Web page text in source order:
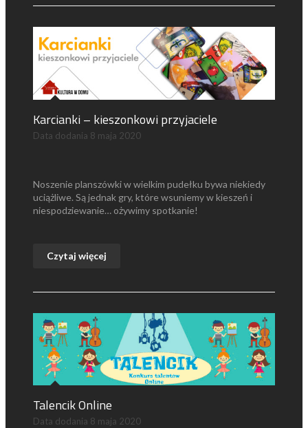
Karcianki – kieszonkowi przyjaciele
Data dodania 8 maja 2020
Noszenie planszówki w wielkim pudełku bywa niekiedy
uciążliwe. Są jednak gry, które wsuniemy w kieszeń i
niespodziewanie… ożywimy spotkanie!
Czytaj więcej
Talencik Online
Data dodania 8 maja 2020